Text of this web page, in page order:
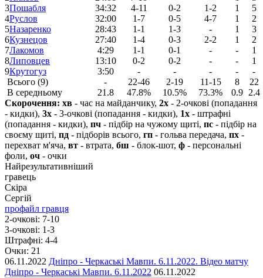
3Пошабля 34:32 4-11 0-2 1-2 1
5
4Руслов 32:00 1-7 0-5 4-7 1
2
5Назаренко 28:43 1-1 1-3 - 1
3
6Кузнецов 27:40 1-4 0-3 2-2 1
2
7Лакомов 4:29 1-1 0-1 - -
1
8Липовцев 13:10 0-2 0-2 - -
1
9Крутогуз 3:50 - - - -
-
Всього (9)
- 22-46 2-19 11-15 8
22
В середньому
21.8 47.8% 10.5% 73.3% 0.9
2.4
Скорочення: хв - час на майданчику, 2х - 2-очкові (попадання
- кидки), 3х - 3-очкові (попадання - кидки), 1х - штрафні
(попадання - кидки), пч - підбір на чужому щиті, пс - підбір на
своєму щиті, пд - підборів всього, гп - гольва передача, пх -
перехват м'яча, вт - втрата, бш - блок-шот, ф - персональні
фоли, оч - очки
Найрезультативніший
гравець
Скіра
Сергій
профайл гравця
2-очкові: 7-10
3-очкові: 1-3
Штрафні: 4-4
Очки: 21
06.11.2022 Дніпро - Черкаські Мавпи. 6.11.2022. Відео матчу
Дніпро - Черкаські Мавпи. 6.11.2022 06.11.2022